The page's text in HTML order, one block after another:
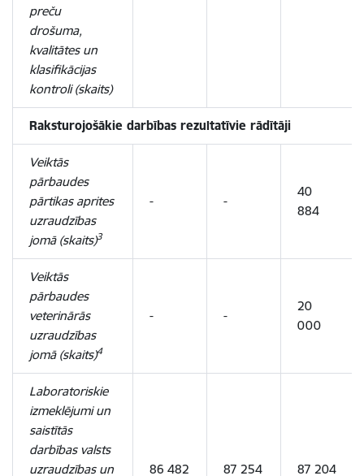
preču
drošuma,
kvalitātes un
klasifikācijas
kontroli (skaits)
Raksturojošākie darbības rezultatīvie rādītāji
Veiktās
pārbaudes
pārtikas aprites
uzraudzības
jomā (skaits)3
- -
40
884
Veiktās
pārbaudes
veterinārās
uzraudzības
jomā (skaits)4
- -
20
000
Laboratoriskie
izmeklējumi un
saistītās
darbības valsts
uzraudzības un
86 482 87 254 87 204